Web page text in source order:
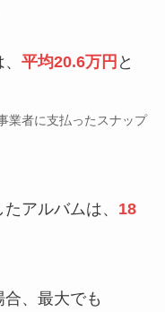
平均20.6万円 と
業者に支払ったスナップ
アルバムは、 18
、最大でも